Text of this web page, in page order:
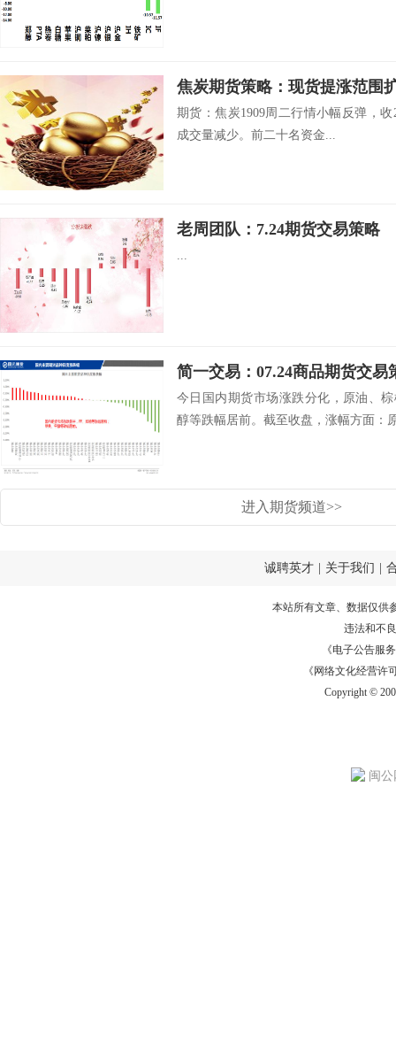
焦炭期货策略：现货提涨范围
期货：焦炭1909周二行情小幅反弹，
成交量减少。前二十名资金...
老周团队：7.24期货交易策略
...
简一交易：07.24商品期货交易
今日国内期货市场涨跌分化，原油、
醇等跌幅居前。截至收盘，涨幅方面：
进入期货频道>>
诚聘英才 关于我们
本站所有文章、数据仅供
违法和不
《电子公告服务
《网络文化经营许
Copyright ©
闽公